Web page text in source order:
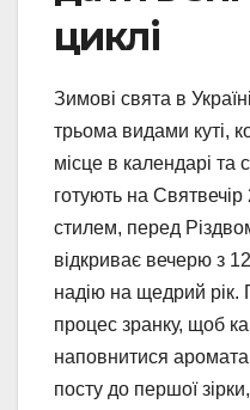
циклі
Зимові свята в
трьома видами куті,
місце в календарі та
готують на
стилем, перед
відкриває вечерю з
надію на щедрий рік.
процес зранку, щоб
наповнитися
посту до першої